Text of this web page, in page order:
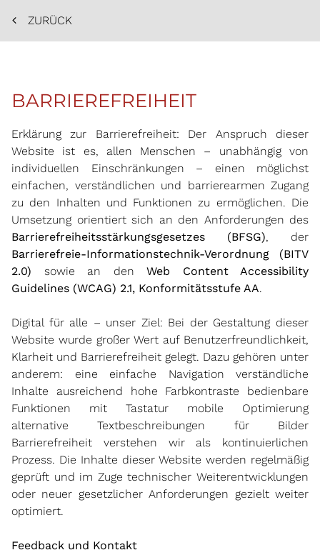
ZURÜCK
BARRIEREFREIHEIT
Erklärung zur Barrierefreiheit: Der Anspruch dieser
Website ist es, allen Menschen – unabhängig von
individuellen Einschränkungen – einen möglichst
einfachen, verständlichen und barrierearmen Zugang
zu den Inhalten und Funktionen zu ermöglichen. Die
Umsetzung orientiert sich an den Anforderungen des
Barrierefreiheitsstärkungsgesetzes (BFSG), der
Barrierefreie-Informationstechnik-Verordnung (BITV
2.0) sowie an den Web Content Accessibility
Guidelines (WCAG) 2.1, Konformitätsstufe AA.
Digital für alle – unser Ziel: Bei der Gestaltung dieser
Website wurde großer Wert auf Benutzerfreundlichkeit,
Klarheit und Barrierefreiheit gelegt. Dazu gehören unter
anderem: eine einfache Navigation verständliche
Inhalte ausreichend hohe Farbkontraste bedienbare
Funktionen mit Tastatur mobile Optimierung
alternative Textbeschreibungen für Bilder
Barrierefreiheit verstehen wir als kontinuierlichen
Prozess. Die Inhalte dieser Website werden regelmäßig
geprüft und im Zuge technischer Weiterentwicklungen
oder neuer gesetzlicher Anforderungen gezielt weiter
optimiert.
Feedback und Kontakt